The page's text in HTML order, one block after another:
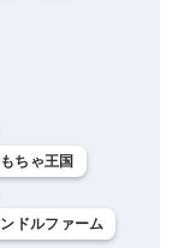
ちゃ王国
ドルファーム